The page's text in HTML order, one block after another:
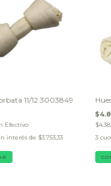
11/12 3003849
Efectivo
interés de $3.753,33
3